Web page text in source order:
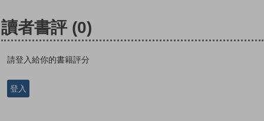
讀者書評 (0)
請登入給你的書籍評分
登入